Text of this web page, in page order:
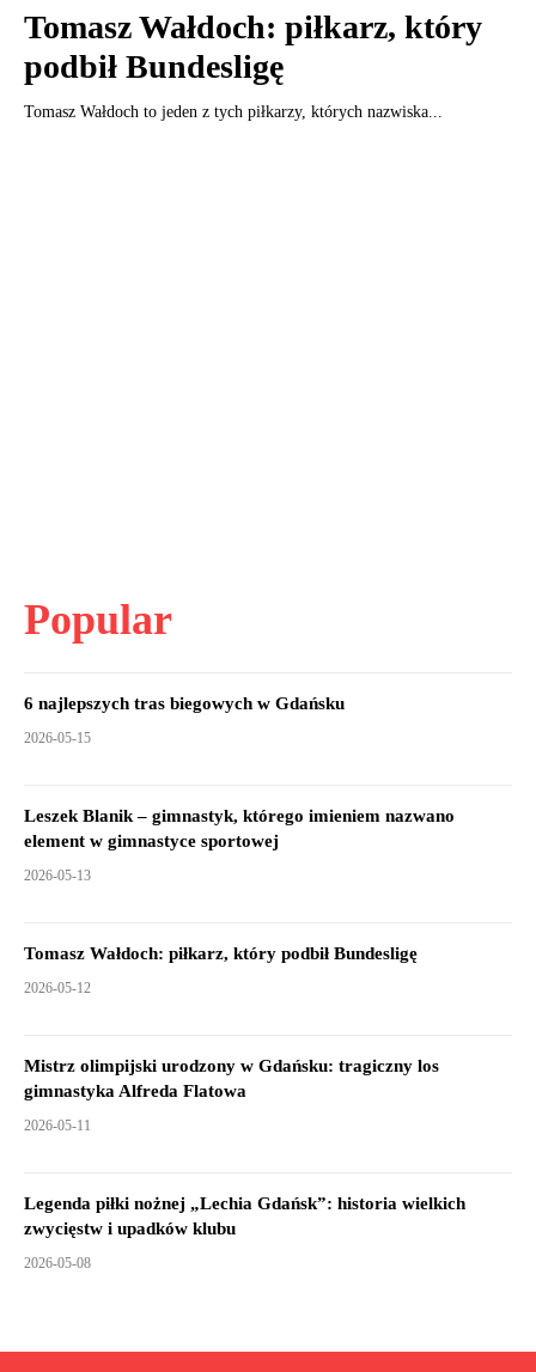
Tomasz Wałdoch: piłkarz, który
podbił Bundesligę
Tomasz Wałdoch to jeden z tych piłkarzy, których nazwiska...
Popular
6 najlepszych tras biegowych w Gdańsku
2026-05-15
Leszek Blanik – gimnastyk, którego imieniem nazwano
element w gimnastyce sportowej
2026-05-13
Tomasz Wałdoch: piłkarz, który podbił Bundesligę
2026-05-12
Mistrz olimpijski urodzony w Gdańsku: tragiczny los
gimnastyka Alfreda Flatowa
2026-05-11
Legenda piłki nożnej „Lechia Gdańsk”: historia wielkich
zwycięstw i upadków klubu
2026-05-08